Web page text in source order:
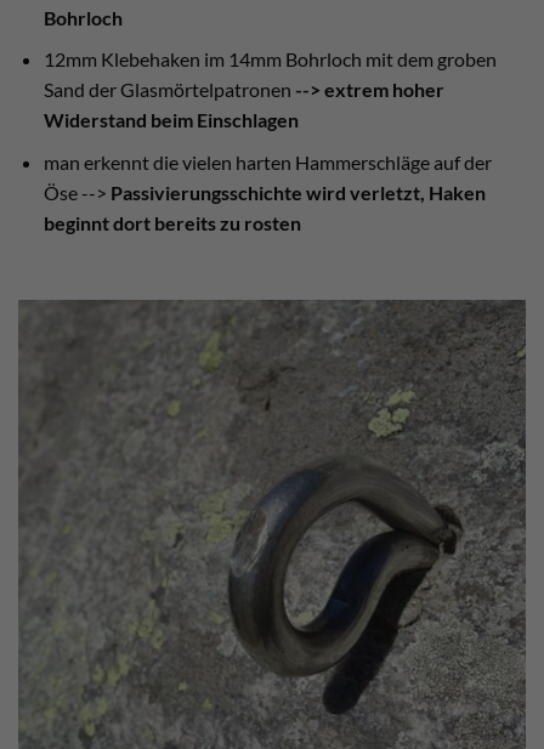
Bohrloch
12mm Klebehaken im 14mm Bohrloch mit dem groben
Sand der Glasmörtelpatronen --> extrem hoher
Widerstand beim Einschlagen
man erkennt die vielen harten Hammerschläge auf der
Öse --> Passivierungsschichte wird verletzt, Haken
beginnt dort bereits zu rosten